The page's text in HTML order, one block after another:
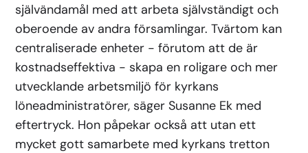
självändamål med att arbeta självständigt och
oberoende av andra församlingar. Tvärtom kan
centraliserade enheter - förutom att de är
kostnadseffektiva - skapa en roligare och mer
utvecklande arbetsmiljö för kyrkans
löneadministratörer, säger Susanne Ek med
eftertryck. Hon påpekar också att utan ett
mycket gott samarbete med kyrkans tretton